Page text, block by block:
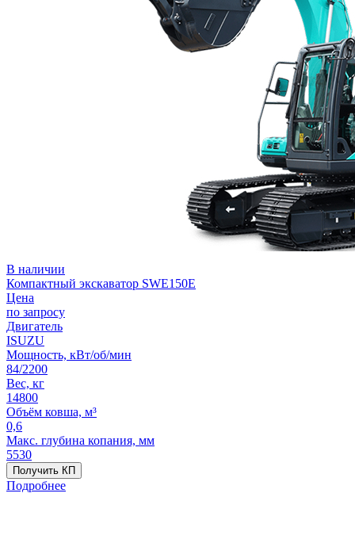
В наличии
Компактный экскаватор SWE150E
Цена
по запросу
Двигатель
ISUZU
Мощность, кВт/об/мин
84/2200
Вес, кг
14800
Объём ковша, м³
0,6
Макс. глубина копания, мм
5530
Получить КП
Подробнее